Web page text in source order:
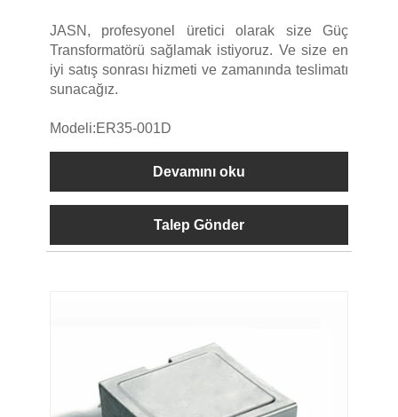
JASN, profesyonel üretici olarak size Güç
Transformatörü sağlamak istiyoruz. Ve size en
iyi satış sonrası hizmeti ve zamanında teslimatı
sunacağız.
Modeli:ER35-001D
Devamını oku
Talep Gönder